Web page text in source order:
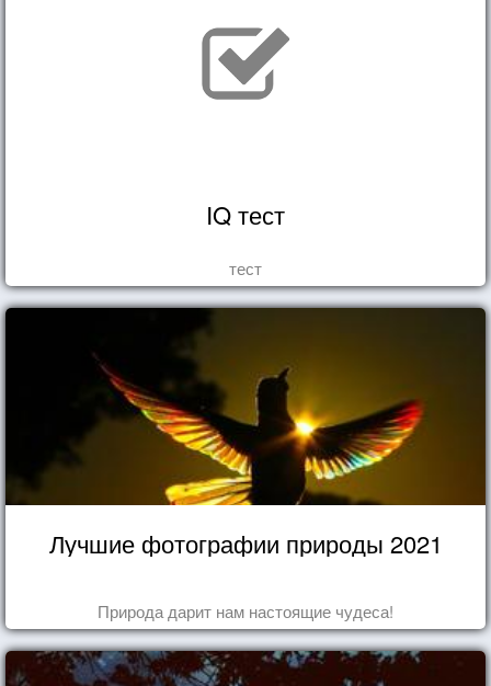
IQ тест
тест
Лучшие фотографии природы 2021
Природа дарит нам настоящие чудеса!